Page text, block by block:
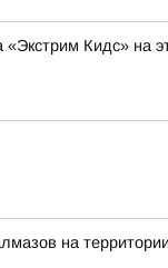
Кидс» на
на